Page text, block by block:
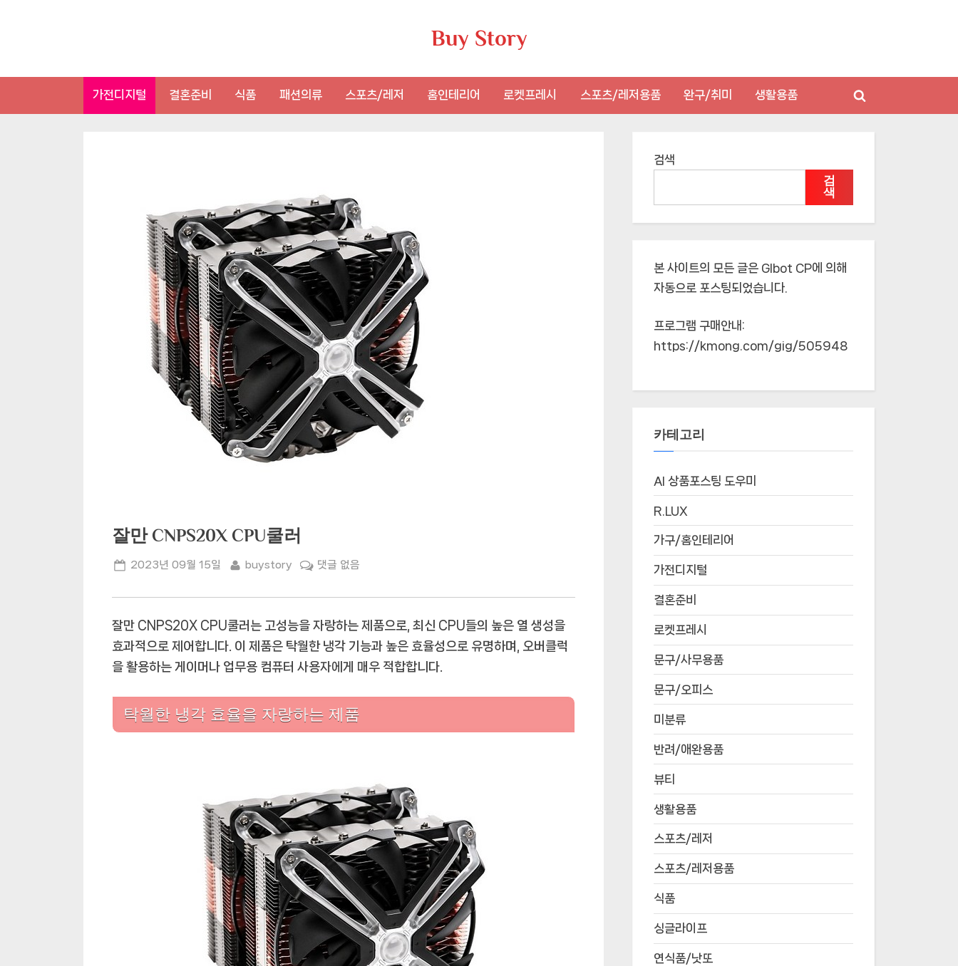
Buy Story
가전디지털 결혼준비 식품 패션의류 스포츠/레저 홈인테리어 로켓프레시 스포츠/레저용품 완구/취미 생활용품
Toggle
잘만 CNPS20X CPU쿨러
Posted
2023년 09월 15일 By
buystory
잘
CNPS20X
CPU
러
에
댓글 없음
잘만 CNPS20X CPU쿨러는 고성능을 자랑하는 제품으로, 최신 CPU들의 높은 열 생성을
효과적으로 제어합니다. 이 제품은 탁월한 냉각 기능과 높은 효율성으로 유명하며, 오버클럭
을 활용하는 게이머나 업무용 컴퓨터 사용자에게 매우 적합합니다.
탁월한 냉각 효율을 자랑하는 제품
검색
검
색
본 사이트의 모든 글은 Glbot CP에 의해
자동으로 포스팅되었습니다.
프로그램 구매안내:
https://kmong.com/gig/505948
카테고리
AI 상품포스팅 도우미
R.LUX
가구/홈인테리어
가전디지털
결혼준비
로켓프레시
문구/사무용품
문구/오피스
미분류
반려/애완용품
뷰티
생활용품
스포츠/레저
스포츠/레저용품
식품
싱글라이프
연식품/낫또